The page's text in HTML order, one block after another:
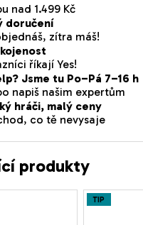
nad 1.499 Kč
doručení
zítra máš!
říkají Yes!
Jsme tu Po–Pá 7–16 h
napiš našim expertům
hráči, malý ceny
co tě nevysaje
produkty
TIP